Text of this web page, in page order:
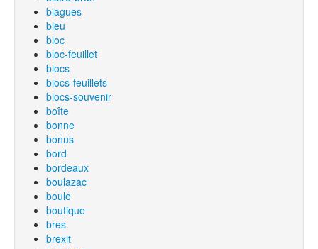
blagues
bleu
bloc
bloc-feuillet
blocs
blocs-feuillets
blocs-souvenir
boîte
bonne
bonus
bord
bordeaux
boulazac
boule
boutique
bres
brexit